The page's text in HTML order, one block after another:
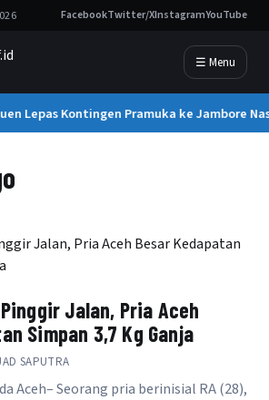
FacebookTwitter/XInstagramYouTube
☰ Menu
Lepas Kontingen Pramuka ke Jambore
Jalan, Pria Aceh
Simpan 3,7 Kg Ganja
SAPUTRA
Aceh– Seorang pria berinisial RA (28),